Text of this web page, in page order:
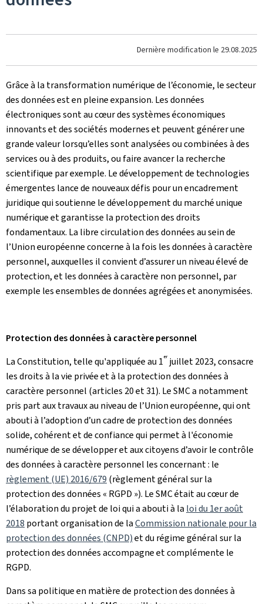
Dernière modification le 29.08.2025
Grâce à la transformation numérique de l’économie, le secteur
des données est en pleine expansion. Les données
électroniques sont au cœur des systèmes économiques
innovants et des sociétés modernes et peuvent générer une
grande valeur lorsqu’elles sont analysées ou combinées à des
services ou à des produits, ou faire avancer la recherche
scientifique par exemple. Le développement de technologies
émergentes lance de nouveaux défis pour un encadrement
juridique qui soutienne le développement du marché unique
numérique et garantisse la protection des droits
fondamentaux. La libre circulation des données au sein de
l’Union européenne concerne à la fois les données à caractère
personnel, auxquelles il convient d’assurer un niveau élevé de
protection, et les données à caractère non personnel, par
exemple les ensembles de données agrégées et anonymisées.
Protection des données à caractère personnel
La Constitution, telle qu'appliquée au 1er juillet 2023, consacre
les droits à la vie privée et à la protection des données à
caractère personnel (articles 20 et 31). Le SMC a notamment
pris part aux travaux au niveau de l’Union européenne, qui ont
abouti à l’adoption d’un cadre de protection des données
solide, cohérent et de confiance qui permet à l'économie
numérique de se développer et aux citoyens d’avoir le contrôle
des données à caractère personnel les concernant : le
règlement (UE) 2016/679 (règlement général sur la
protection des données « RGPD »). Le SMC était au cœur de
l’élaboration du projet de loi qui a abouti à la loi du 1er août
2018 portant organisation de laCommission nationale pour la
protection des données (CNPD)et du régime général sur la
protection des données accompagne et complémente le
RGPD.
Dans sa politique en matière de protection des données à